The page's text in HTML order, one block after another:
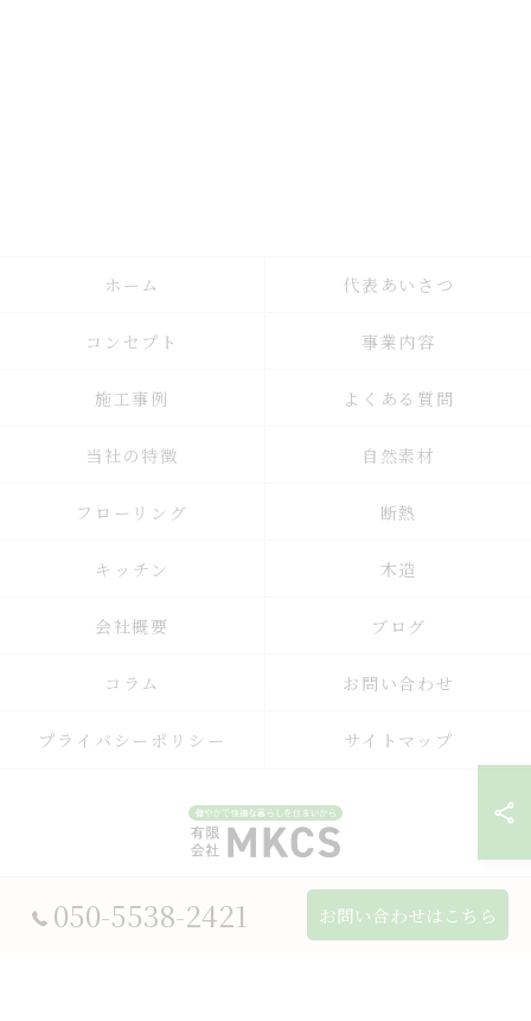
050-5538-2421 お問い合わせはこちら
ホーム 代表あいさつ
コンセプト 事業内容
施工事例 よくある質問
当社の特徴 自然素材
フローリング 断熱
キッチン 木造
会社概要 ブログ
コラム お問い合わせ
プライバシーポリシー サイトマップ
© 2026 兵庫県宝塚市のリフォームなら有限会社MKCS ALL RIGHTS
RESERVED.